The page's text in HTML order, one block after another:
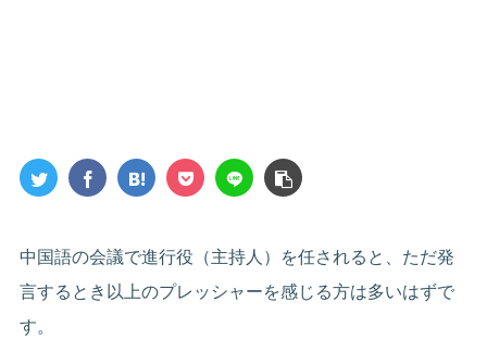
中国語の会議で進行役（主持人）を任されると、ただ発
言するとき以上のプレッシャーを感じる方は多いはずで
す。